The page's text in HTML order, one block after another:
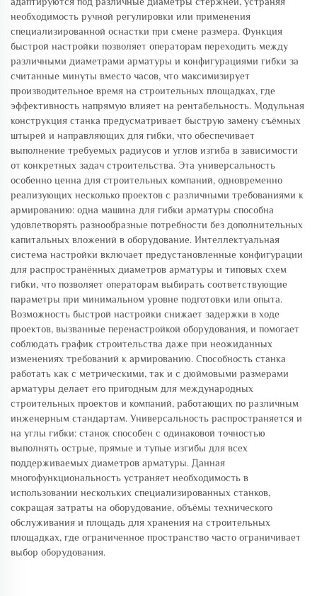
необходимость ручной регулировки или применения
специализированной оснастки при смене размера. Функция
быстрой настройки позволяет операторам переходить между
различными диаметрами арматуры и конфигурациями гибки за
считанные минуты вместо часов, что максимизирует
производительное время на строительных площадках, где
эффективность напрямую влияет на рентабельность. Модульная
конструкция станка предусматривает быструю замену съёмных
штырей и направляющих для гибки, что обеспечивает
выполнение требуемых радиусов и углов изгиба в зависимости
от конкретных задач строительства. Эта универсальность
особенно ценна для строительных компаний, одновременно
реализующих несколько проектов с различными требованиями к
армированию: одна машина для гибки арматуры способна
удовлетворять разнообразные потребности без дополнительных
капитальных вложений в оборудование. Интеллектуальная
система настройки включает предустановленные конфигурации
для распространённых диаметров арматуры и типовых схем
гибки, что позволяет операторам выбирать соответствующие
параметры при минимальном уровне подготовки или опыта.
Возможность быстрой настройки снижает задержки в ходе
проектов, вызванные перенастройкой оборудования, и помогает
соблюдать график строительства даже при неожиданных
изменениях требований к армированию. Способность станка
работать как с метрическими, так и с дюймовыми размерами
арматуры делает его пригодным для международных
строительных проектов и компаний, работающих по различным
инженерным стандартам. Универсальность распространяется и
на углы гибки: станок способен с одинаковой точностью
выполнять острые, прямые и тупые изгибы для всех
поддерживаемых диаметров арматуры. Данная
многофункциональность устраняет необходимость в
использовании нескольких специализированных станков,
сокращая затраты на оборудование, объёмы технического
обслуживания и площадь для хранения на строительных
площадках, где ограниченное пространство часто ограничивает
выбор оборудования.